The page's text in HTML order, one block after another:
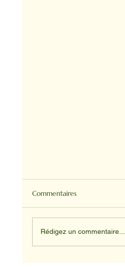
Commentaires
Rédigez un commentaire...